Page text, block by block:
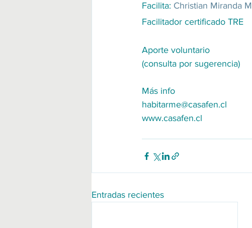
Facilita: Christian Miranda M
Facilitador certificado TRE
Aporte voluntario
(consulta por sugerencia)
Más info
habitarme@casafen.cl
www.casafen.cl
Entradas recientes